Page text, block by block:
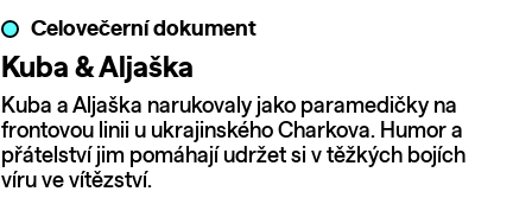
Celovečerní dokument
Kuba & Aljaška
Kuba a Aljaška narukovaly jako paramedičky na
frontovou linii u ukrajinského Charkova. Humor a
přátelství jim pomáhají udržet si v těžkých bojích
víru ve vítězství.